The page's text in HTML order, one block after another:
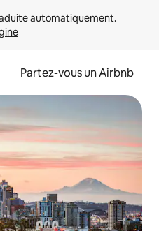
Partez-vous un Airbnb